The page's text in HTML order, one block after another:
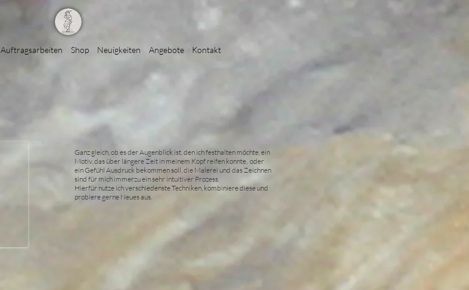
Auftragsarbeiten Shop Neuigkeiten Angebote Kontakt
Ganz gleich, ob es der Augenblick ist, den ich festhalten möchte, ein
Motiv, das über längere Zeit in meinem Kopf reifen konnte, oder
ein Gefühl Ausdruck bekommen soll, die Malerei und das Zeichnen
sind für mich immerzu ein sehr intuitiver Prozess.
Hierfür nutze ich verschiedenste Techniken, kombiniere diese und
probiere gerne Neues aus.